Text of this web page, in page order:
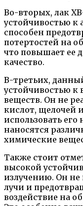
Во-вторых, лак
устойчивостью к
способен
потертостей на
что повышает ее
качество.
В-третьих,
устойчивостью к
веществ. Он не
кислот, щелочей
использовать
наносятся
химические
Также стоит
высокой
излучению. Он не
лучи и
воздействие на